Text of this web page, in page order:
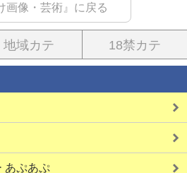
画像・芸術』に戻る
地域カテ 18禁カテ
あぷあぷ